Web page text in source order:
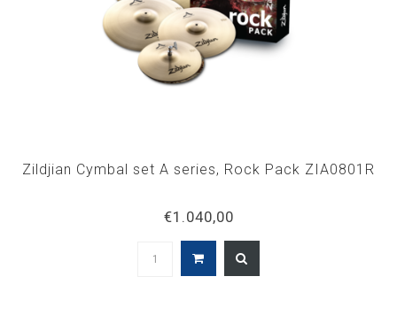
Zildjian Cymbal set A series, Rock Pack ZIA0801R
€1.040,00